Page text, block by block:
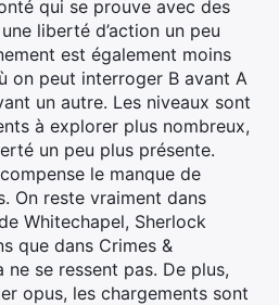
qui se prouve avec des
liberté d’action un peu
est également moins
on peut interroger B avant A
un autre. Les niveaux sont
à explorer plus nombreux,
un peu plus présente.
le manque de
On reste vraiment dans
Whitechapel, Sherlock
que dans Crimes &
ne se ressent pas. De plus,
opus, les chargements sont